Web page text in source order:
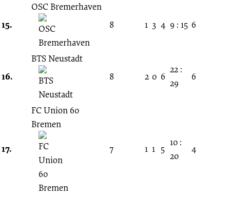
15.
OSC Bremerhaven
8
1 3 4 9 : 15 6
16.
BTS Neustadt
8
2 0 6
22 :
29
6
17.
FC Union 60
Bremen
7 1 1 5
10 :
20
4